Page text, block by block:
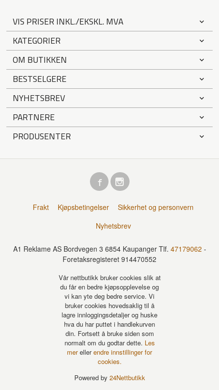
VIS PRISER INKL./EKSKL. MVA
KATEGORIER
OM BUTIKKEN
BESTSELGERE
NYHETSBREV
PARTNERE
PRODUSENTER
Frakt Kjøpsbetingelser
Sikkerhet og personvern
Nyhetsbrev
A1 Reklame AS Bordvegen 3 6854 Kaupanger Tlf. 47179062 -
Foretaksregisteret 914470552
Vår nettbutikk bruker cookies slik at
du får en bedre kjøpsopplevelse og
vi kan yte deg bedre service. Vi
bruker cookies hovedsaklig til å
lagre innloggingsdetaljer og huske
hva du har puttet i handlekurven
din. Fortsett å bruke siden som
normalt om du godtar dette. Les
merellerendre innstillinger for
cookies.
Powered by 24Nettbutikk